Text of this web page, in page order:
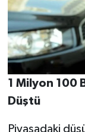
1 Milyon 100
Düştü
Piyasadaki